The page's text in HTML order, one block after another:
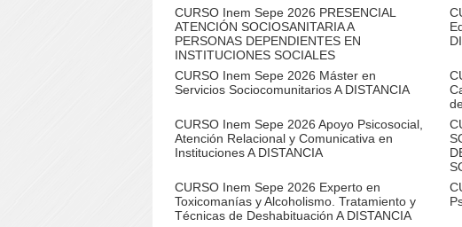
CURSO Inem Sepe 2026 PRESENCIAL
ATENCIÓN SOCIOSANITARIA A
PERSONAS DEPENDIENTES EN
INSTITUCIONES SOCIALES
CURSO Inem Sepe 2026 Máster en
Servicios Sociocomunitarios A DISTANCIA
CURSO Inem Sepe 2026 Apoyo Psicosocial,
Atención Relacional y Comunicativa en
Instituciones A DISTANCIA
CURSO Inem Sepe 2026 Experto en
Toxicomanías y Alcoholismo. Tratamiento y
Técnicas de Deshabituación A DISTANCIA